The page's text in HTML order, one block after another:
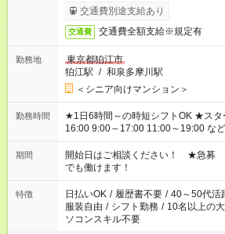
完了次第のお支払いとなります。
交通費別途支給あり
交通費 交通費全額支給※規定有
勤務地
東京都狛江市
狛江駅 / 和泉多摩川駅
＜シニア向けマンション＞
勤務時間
★1日6時間～の時短シフトOK ★スタート時間選べます！ 7:00～
16:00 9:00～17:00 11:00～19:00 など 残業なし
場合、他のお仕事と合わせ週40時間
ん ※法令に基づき、週20時間以上勤
となります ※労働者派遣法（日雇い
短時間・短期間の就業はご案内が難
期間
開始日はご相談ください！ ★急募
でも働けます！
特徴 日払いOK / 履歴書不要 / 40～50代活
服装自由 / シフト勤務 / 10名以上の
ソコンスキル不要